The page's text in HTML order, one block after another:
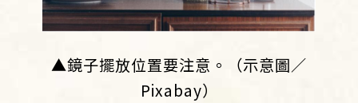
▲鏡子擺放位置要注意。（示意圖／
Pixabay）